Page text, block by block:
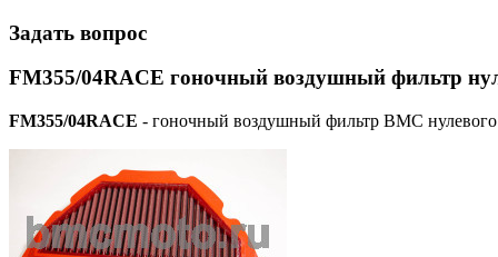
Задать вопрос
FM355/04RACE гоночный воздушный фильтр
FM355/04RACE - гоночный воздушный фильтр BMC нулевого